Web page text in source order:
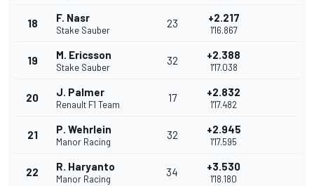
18 F. Nasr
Stake Sauber
23 +2.217
1'16.867
19 M. Ericsson
Stake Sauber
32 +2.388
1'17.038
20 J. Palmer
Renault F1 Team
17 +2.832
1'17.482
21 P. Wehrlein
Manor Racing
32 +2.945
1'17.595
22 R. Haryanto
Manor Racing
34 +3.530
1'18.180